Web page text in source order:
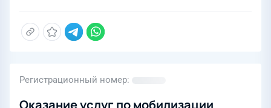
Регистрационный номер
Оказание услуг по мобилизации